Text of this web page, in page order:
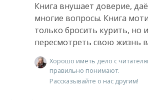
Книга внушает доверие,
многие вопросы. Книга
только бросить курить, но
пересмотреть свою жизнь
Хорошо иметь дело с
правильно понимают.
Рассказывайте о нас другим!